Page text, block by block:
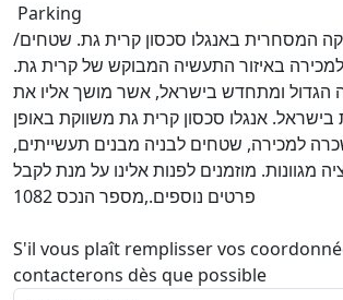
Parking
המסחרית באנגלו סכסון קרית גת. שטחים/
באיזור התעשיה המבוקש של קרית גת.
הגדול ומתחדש בישראל, אשר מושך אליו את
אנגלו סכסון קרית גת משווקת באופן
למכירה, שטחים לבניה מבנים תעשייתים,
מגוונות. מוזמנים לפנות אלינו על מנת לקבל
פרטים נוספים.,מספר הנכס 1082
S'il vous plaît remplisser vos
contacterons dès que possible